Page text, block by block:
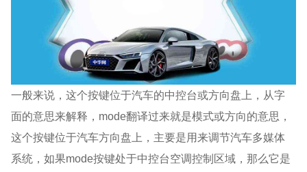
一般来说，这个按键位于汽车的中控台或方向盘上，从字
面的意思来解释，mode翻译过来就是模式或方向的意思，
这个按键位于汽车方向盘上，主要是用来调节汽车多媒体
系统，如果mode按键处于中控台空调控制区域，那么它是